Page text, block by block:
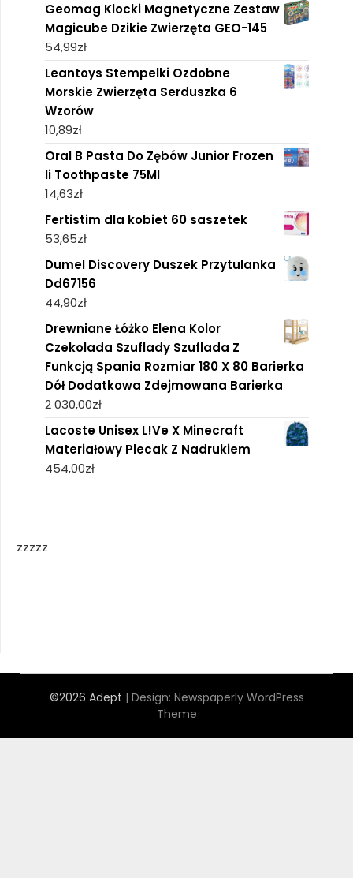
Geomag Klocki Magnetyczne Zestaw
Magicube Dzikie Zwierzęta GEO-145
54,99zł
Leantoys Stempelki Ozdobne
Morskie Zwierzęta Serduszka 6
Wzorów
10,89zł
Oral B Pasta Do Zębów Junior Frozen
Ii Toothpaste 75Ml
14,63zł
Fertistim dla kobiet 60 saszetek
53,65zł
Dumel Discovery Duszek Przytulanka
Dd67156
44,90zł
Drewniane Łóżko Elena Kolor
Czekolada Szuflady Szuflada Z
Funkcją Spania Rozmiar 180 X 80 Barierka
Dół Dodatkowa Zdejmowana Barierka
2 030,00zł
Lacoste Unisex L!Ve X Minecraft
Materiałowy Plecak Z Nadrukiem
454,00zł
zzzzz
©2026 Adept | Design: Newspaperly WordPress
Theme